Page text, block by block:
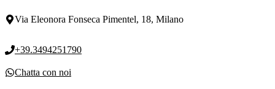
Via Eleonora Fonseca Pimentel, 18, Milano
+39.3494251790
Chatta con noi